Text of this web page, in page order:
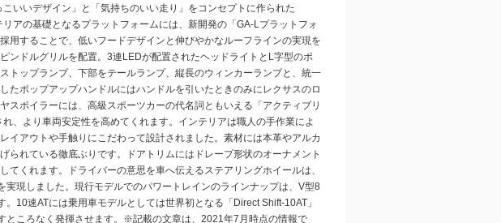
いいデザイン」と「気持ちのいい走り」をコンセプトに作られた
アの基礎となるプラットフォームには、新開発の「GA-Lプラットフォ
用することで、低いフードデザインと伸びやかなルーフラインの実現を
ンドルグリルを配置。3連LEDが配置されたヘッドライトとL字型のポ
トップランプ、下部をテールランプ、縦長のウィンカーランプと、統一
ポップアップハンドルにはハンドルを引いたときのみにレクサスのロ
ポイラーには、高級スポーツカーの代名詞ともいえる「アクティブリ
、より車両安定性を高めてくれます。インテリアは職人の手作業によ
イアウトや手触りにこだわって設計されました。素材には本革やアルカ
れている徹底ぶりです。ドアトリムにはドレープ形状のオーナメント
くれます。ドライバーの意思を車へ伝えるステアリングホイールは、
現しました。現行モデルでのパワートレインのラインナップは、V型8
10速ATには乗用車モデルとしては世界初となる「Direct Shift-10AT」
ところなく発揮させます。※記載の文章は、2021年7月時点の情報で